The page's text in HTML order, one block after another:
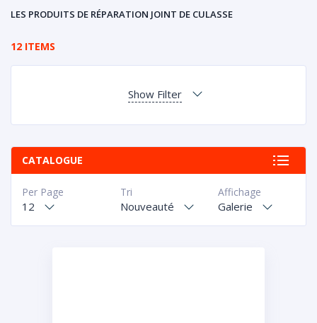
LES PRODUITS DE RÉPARATION JOINT DE CULASSE
12 ITEMS
Show Filter
CATALOGUE
Affichage
Galerie
Tri
Nouveauté
Per Page
12